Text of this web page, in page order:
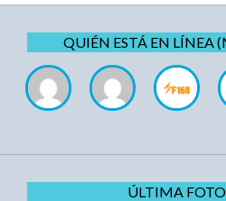
QUIÉN ESTÁ EN LÍNEA
ÚLTIMA